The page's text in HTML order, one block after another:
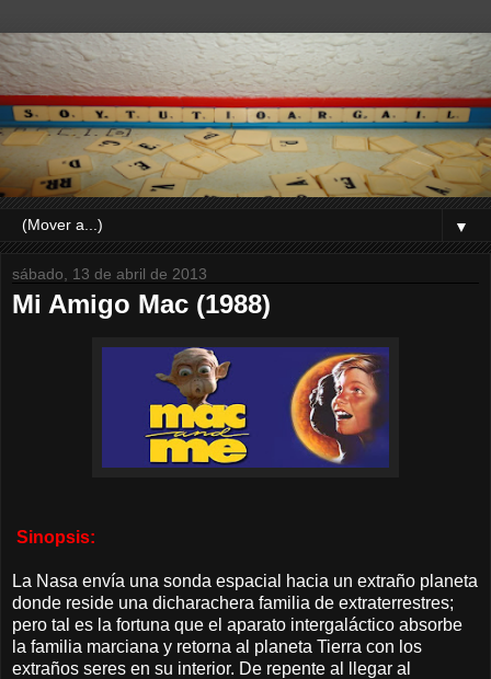
▼
sábado, 13 de abril de 2013
Mi Amigo Mac (1988)
Sinopsis:
La Nasa envía una sonda espacial hacia un extraño planeta
donde reside una dicharachera familia de extraterrestres;
pero tal es la fortuna que el aparato intergaláctico absorbe
la familia marciana y retorna al planeta Tierra con los
extraños seres en su interior. De repente al llegar al